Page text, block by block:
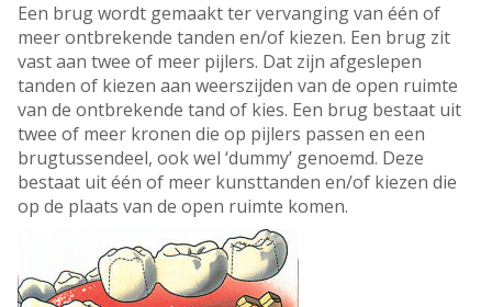
Een brug wordt gemaakt ter vervanging van één of
meer ontbrekende tanden en/of kiezen. Een brug zit
vast aan twee of meer pijlers. Dat zijn afgeslepen
tanden of kiezen aan weerszijden van de open ruimte
van de ontbrekende tand of kies. Een brug bestaat uit
twee of meer kronen die op pijlers passen en een
brugtussendeel, ook wel ‘dummy’ genoemd. Deze
bestaat uit één of meer kunsttanden en/of kiezen die
op de plaats van de open ruimte komen.